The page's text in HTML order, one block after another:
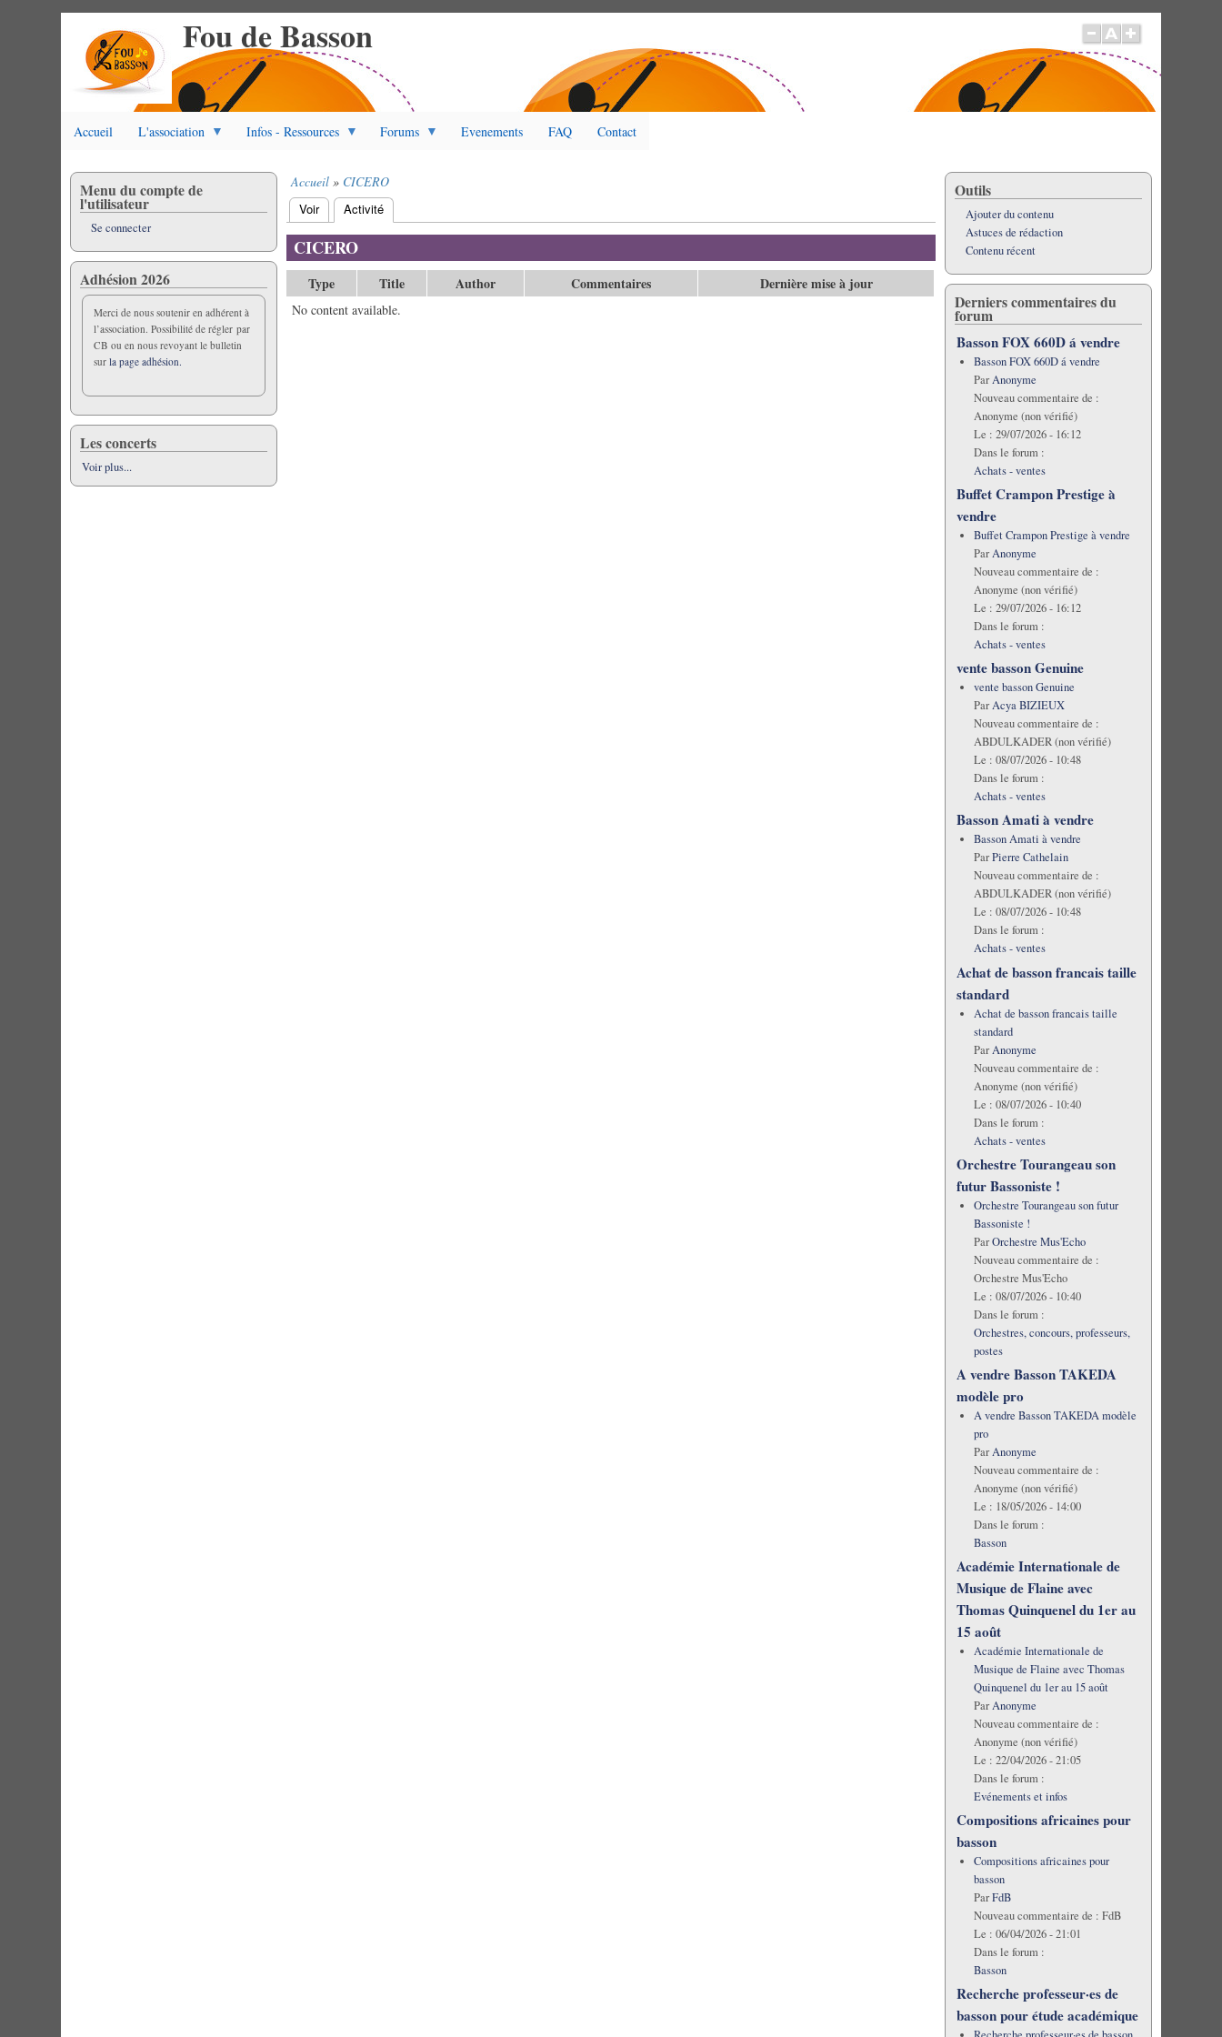
Fou de Basson
Accueil L'association Infos - Ressources Forums Evenements FAQ Contact
Fil
d'Ariane
Accueil CICERO
Onglets
principaux
Voir Activité
CICERO
Type Title Author Commentaires Dernière mise à jour
No content available.
Menu du compte de
l'utilisateur
Se connecter
Adhésion 2026
Merci de nous soutenir en adhérent à
l’association. Possibilité de régler par
CB ou en nous revoyant le bulletin
surla page adhésion.
Les concerts
Voir plus...
Outils
Ajouter du contenu
Astuces de rédaction
Contenu récent
Derniers commentaires du
forum
Basson FOX 660D á vendre
Basson FOX 660D á vendre
ParAnonyme
Nouveau commentaire de :
Anonyme (non vérifié)
Le : 29/07/2026 - 16:12
Dans le forum :
Achats - ventes
Buffet Crampon Prestige à
vendre
Buffet Crampon Prestige à vendre
ParAnonyme
Nouveau commentaire de :
Anonyme (non vérifié)
Le : 29/07/2026 - 16:12
Dans le forum :
Achats - ventes
vente basson Genuine
vente basson Genuine
ParAcya BIZIEUX
Nouveau commentaire de :
ABDULKADER (non vérifié)
Le : 08/07/2026 - 10:48
Dans le forum :
Achats - ventes
Basson Amati à vendre
Basson Amati à vendre
ParPierre Cathelain
Nouveau commentaire de :
ABDULKADER (non vérifié)
Le : 08/07/2026 - 10:48
Dans le forum :
Achats - ventes
Achat de basson francais taille
standard
Achat de basson francais taille
standard
ParAnonyme
Nouveau commentaire de :
Anonyme (non vérifié)
Le : 08/07/2026 - 10:40
Dans le forum :
Achats - ventes
Orchestre Tourangeau son
futur Bassoniste !
Orchestre Tourangeau son futur
Bassoniste !
ParOrchestre Mus'Echo
Nouveau commentaire de :
Orchestre Mus'Echo
Le : 08/07/2026 - 10:40
Dans le forum :
Orchestres, concours, professeurs,
postes
A vendre Basson TAKEDA
modèle pro
A vendre Basson TAKEDA modèle
pro
ParAnonyme
Nouveau commentaire de :
Anonyme (non vérifié)
Le : 18/05/2026 - 14:00
Dans le forum :
Basson
Académie Internationale de
Musique de Flaine avec
Thomas Quinquenel du 1er au
15 août
Académie Internationale de
Musique de Flaine avec Thomas
Quinquenel du 1er au 15 août
ParAnonyme
Nouveau commentaire de :
Anonyme (non vérifié)
Le : 22/04/2026 - 21:05
Dans le forum :
Evénements et infos
Compositions africaines pour
basson
Compositions africaines pour
basson
ParFdB
Nouveau commentaire de : FdB
Le : 06/04/2026 - 21:01
Dans le forum :
Basson
Recherche professeur·es de
basson pour étude académique